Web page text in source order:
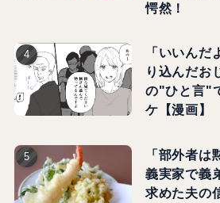
愕然！
「いいんだ
り込んだお
の"ひと言"
ケ【漫画】
「部外者は
義実家で義
求めた夫の